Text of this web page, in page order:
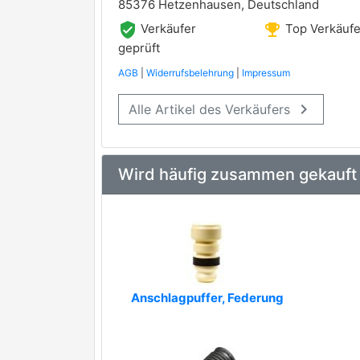
MONROE
ACEMARK
AL-KO
ASAM AUTOMOTIVE
DACO Germany
FENOX
85376 Hetzenhausen, Deutschland
verified_user Verkäufer
geprüft
emoji_events Top
AGB Widerrufsbelehrung Impressum
Alle Artikel des Verkäufers keyboard_arrow_right
Wird häufig zusammen gekauft
Anschlagpuffer, Federung